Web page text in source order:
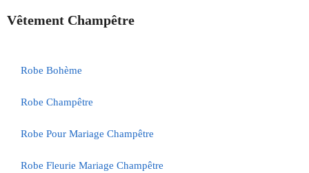
Vêtement Champêtre
Robe Bohème
Robe Champêtre
Robe Pour Mariage Champêtre
Robe Fleurie Mariage Champêtre